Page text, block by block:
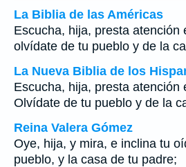
La Biblia de las Américas
Escucha, hija, presta atención
olvídate de tu pueblo y de la
La Nueva Biblia de los
Escucha, hija, presta atención
Olvídate de tu pueblo y de la
Reina Valera Gómez
Oye, hija, y mira, e inclina tu
pueblo, y la casa de tu padre;